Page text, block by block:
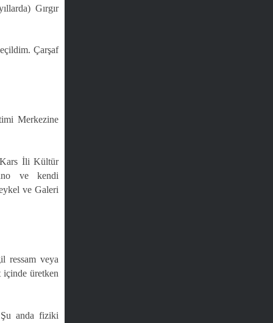
Gırgır
Çarşaf
Merkezine
Kars İli Kültür
ve kendi
ve Galeri
ressam veya
içinde üretken
Şu anda fiziki